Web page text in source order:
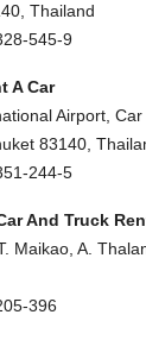
Thailand
545-9
A Car
Airport,
83140,
244-5
And Truck
Maikao, A.
396